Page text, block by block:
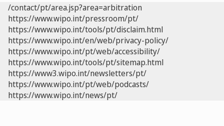
/contact/pt/area.jsp?area=arbitration
https://www.wipo.int/pressroom/pt/
https://www.wipo.int/tools/pt/disclaim.html
https://www.wipo.int/en/web/privacy-policy/
https://www.wipo.int/pt/web/accessibility/
https://www.wipo.int/tools/pt/sitemap.html
https://www3.wipo.int/newsletters/pt/
https://www.wipo.int/pt/web/podcasts/
https://www.wipo.int/news/pt/